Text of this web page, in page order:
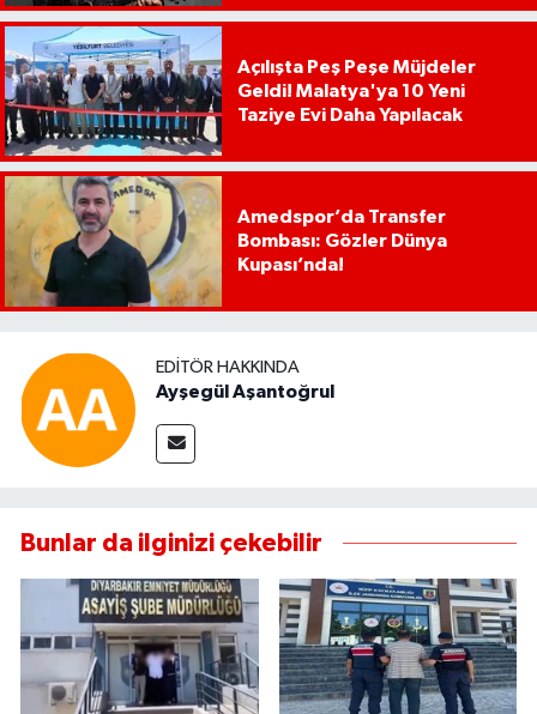
Açılışta Peş Peşe Müjdeler
Geldi! Malatya'ya 10 Yeni
Taziye Evi Daha Yapılacak
Amedspor’da Transfer
Bombası: Gözler Dünya
Kupası’nda!
EDITÖR HAKKINDA
Ayşegül Aşantoğrul
Bunlar da ilginizi çekebilir